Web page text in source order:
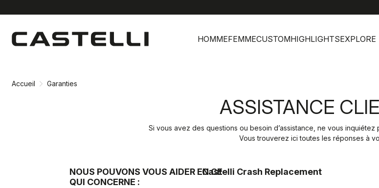
contenu
HOMMEFEMMECUSTOMHIGHLIGHTSEXPLORE
Accueil Garanties
ASSISTANCE
Si vous avez des questions ou besoin d’assistance, ne vous inquiétez
Vous trouverez ici toutes les réponses à
NOUS POUVONS VOUS AIDER EN CE
QUI CONCERNE :
Castelli Crash Replacement